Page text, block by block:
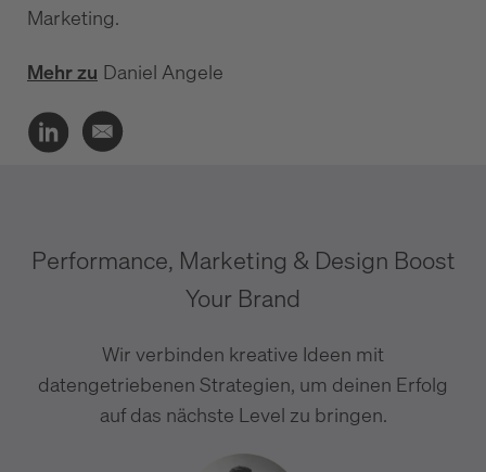
Marketing.
Mehr zu Daniel Angele
Performance, Marketing & Design Boost
Your Brand
Wir verbinden kreative Ideen mit
datengetriebenen Strategien, um deinen Erfolg
auf das nächste Level zu bringen.